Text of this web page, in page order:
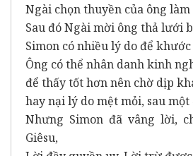
Ngài chọn thuyền của ông
Sau đó Ngài mời ông thả lưới
Simon có nhiều lý do để
Ông có thể nhân danh kinh
để thấy tốt hơn nên chờ dịp
hay nại lý do mệt mỏi, sau
Nhưng Simon đã vâng lời,
Giêsu,